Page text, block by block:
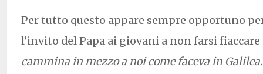
Per tutto questo appare sempre opportuno
l’invito del Papa ai giovani a non farsi
cammina in mezzo a noi come faceva in